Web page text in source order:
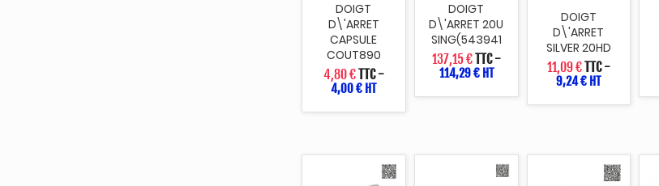
DOIGT
D\'ARRET
CAPSULE
COUT890
4,80 €TTC-
4,00 € HT
DOIGT
D\'ARRET 20U
SING(543941
137,15 €TTC-
114,29 € HT
DOIGT
D\'ARRET
SILVER 20HD
11,09 €TTC-
9,24 € HT